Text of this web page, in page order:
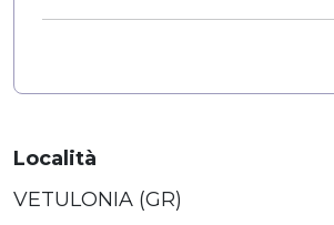
Località
VETULONIA (GR)